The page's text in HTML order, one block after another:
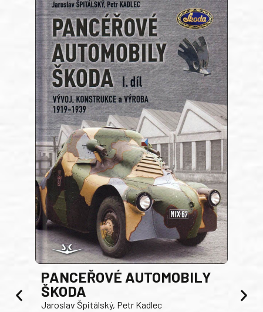
PANCEŘOVÉ AUTOMOBILY
ŠKODA
Jaroslav Špitálský, Petr Kadlec